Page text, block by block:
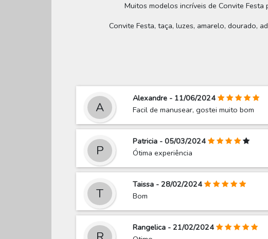
Muitos modelos incríveis de Convite
Convite Festa, taça, luzes, amarelo, dourado,
A
Alexandre - 11/06/2024
Facil de manusear, gostei muito bom
P
Patricia - 05/03/2024
Ótima experiência
T
Taissa - 28/02/2024
Bom
Rangelica - 21/02/2024